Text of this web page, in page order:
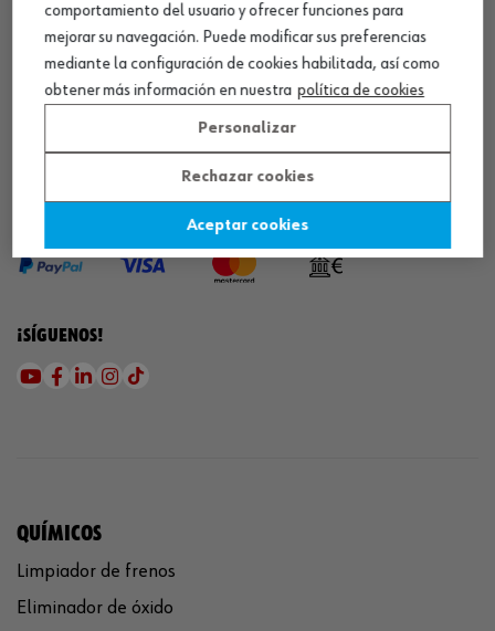
¡DESCARGA NUESTRA APP!
MÉTODOS DE PAGO
¡SÍGUENOS!
QUÍMICOS
Limpiador de frenos
Eliminador de óxido
comportamiento del usuario y ofrecer funciones para
mejorar su navegación. Puede modificar sus preferencias
mediante la configuración de cookies habilitada, así como
obtener más información en nuestra política de cookies
Personalizar
Rechazar cookies
Aceptar cookies